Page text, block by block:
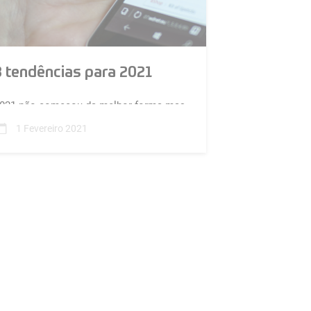
tendências para 2021
não começou da melhor forma mas
importante que as empresas tenham
1 Fevereiro 2021